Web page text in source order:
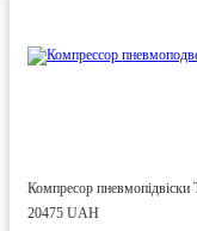
Компресор
20475 UAH